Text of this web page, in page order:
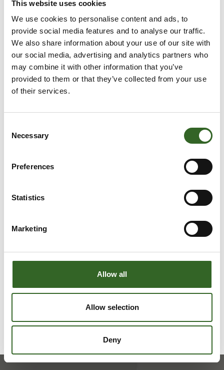
This website uses cookies
We use cookies to personalise content and ads, to
provide social media features and to analyse our traffic.
We also share information about your use of our site with
our social media, advertising and analytics partners who
may combine it with other information that you’ve
provided to them or that they’ve collected from your use
of their services.
Selection
Necessary
Preferences
Statistics
Marketing
Allow all
Allow selection
Deny
LAJITTELUOHJEET
lajitteluohjeet